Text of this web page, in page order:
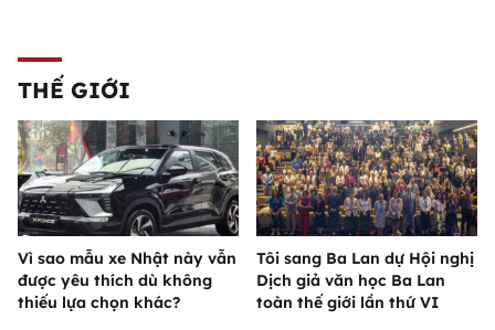
THẾ GIỚI
Vì sao mẫu xe Nhật này vẫn
được yêu thích dù không
thiếu lựa chọn khác?
Tôi sang Ba Lan dự Hội nghị
Dịch giả văn học Ba Lan
toàn thế giới lần thứ VI